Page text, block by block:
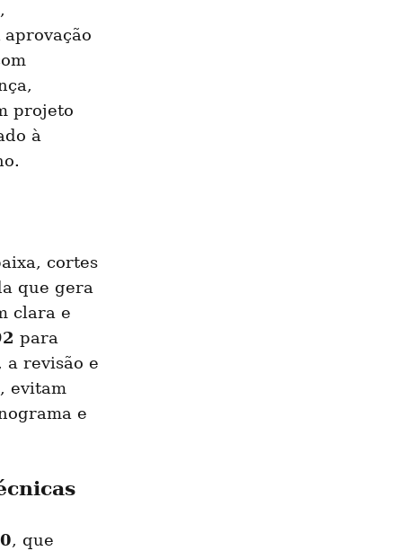
projeto
à
cortes
que gera
clara e
para
a revisão e
evitam
e
, que